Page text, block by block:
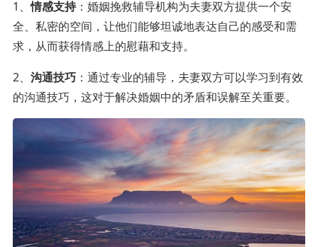
1、情感支持：婚姻挽救辅导机构为夫妻双方提供一个安
全、私密的空间，让他们能够坦诚地表达自己的感受和需
求，从而获得情感上的慰藉和支持。
2、 沟通技巧：通过专业的辅导，夫妻双方可以学习到有效
的沟通技巧，这对于解决婚姻中的矛盾和误解至关重要。